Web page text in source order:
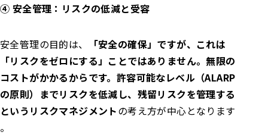
④ 安全管理：リスクの低減と受容
安全管理の目的は、
「安全の確保」ですが、これは
「リスクをゼロにする」ことではありません。無限の
コストがかかるからです。許容可能なレベル（ALARP
の原則）までリスクを低減し、残留リスクを管理する
というリスクマネジメントの考え方が中心となります
。